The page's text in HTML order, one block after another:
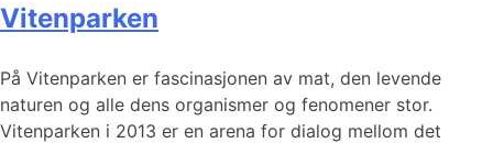
Vitenparken
På Vitenparken er fascinasjonen av mat, den levende
naturen og alle dens organismer og fenomener stor.
Vitenparken i 2013 er en arena for dialog mellom det